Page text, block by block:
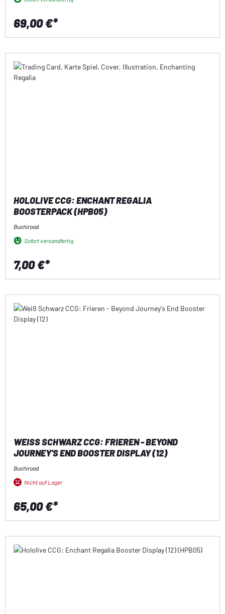
69,00 €*
HOLOLIVE CCG: ENCHANT REGALIA
BOOSTERPACK (HPB05)
Bushiroad
Sofort versandfertig
7,00 €*
WEISS SCHWARZ CCG: FRIEREN - BEYOND J
OURNEY'S END BOOSTER DISPLAY (12)
Bushiroad
Nicht auf Lager
65,00 €*